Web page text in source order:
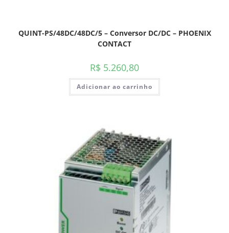
QUINT-PS/48DC/48DC/5 – Conversor DC/DC – PHOENIX
CONTACT
R$ 5.260,80
Adicionar ao carrinho